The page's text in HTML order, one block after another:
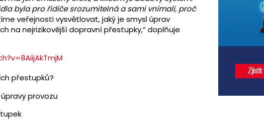
byla pro řidiče srozumitelná a sami vnímali, proč
veřejnosti vysvětlovat, jaký je smysl úprav
na nejrizikovější dopravní přestupky,“ doplňuje
přestupků?
provozu